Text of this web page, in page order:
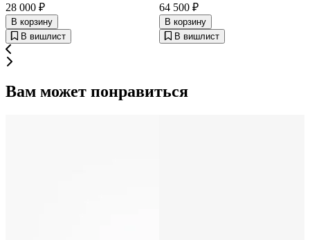
28 000 ₽
В корзину
В вишлист
64 500 ₽
В корзину
В вишлист
Вам может понравиться